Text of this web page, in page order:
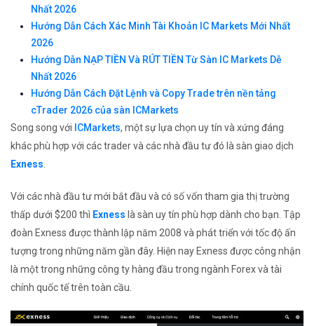
Nhất 2026
Hướng Dẫn Cách Xác Minh Tài Khoản IC Markets Mới Nhất
2026
Hướng Dẫn NẠP TIỀN Và RÚT TIỀN Từ Sàn IC Markets Dễ
Nhất 2026
Hướng Dẫn Cách Đặt Lệnh và Copy Trade trên nền tảng
cTrader 2026 của sàn ICMarkets
Song song với ICMarkets, một sự lựa chọn uy tín và xứng đáng
khác phù hợp với các trader và các nhà đầu tư đó là sàn giao dịch
Exness.
Với các nhà đầu tư mới bắt đầu và có số vốn tham gia thị trường
thấp dưới $200 thì Exness là sàn uy tín phù hợp dành cho bạn. Tập
đoàn Exness được thành lập năm 2008 và phát triển với tốc độ ấn
tượng trong những năm gần đây. Hiện nay Exness được công nhận
là một trong những công ty hàng đầu trong ngành Forex và tài
chính quốc tế trên toàn cầu.